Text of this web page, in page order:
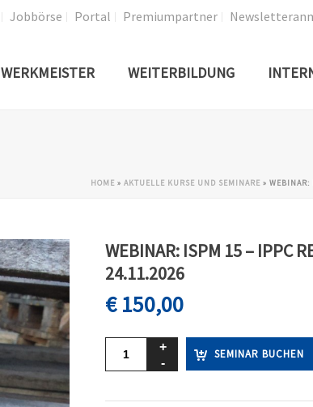
Jobbörse Portal Premiumpartner
WERKMEISTER WEITERBILDUNG
HOME » AKTUELLE KURSE UND SEMINARE » WEBINAR:
WEBINAR: ISPM 15 – IPPC
24.11.2026
€150,00
SEMINAR BUCHEN